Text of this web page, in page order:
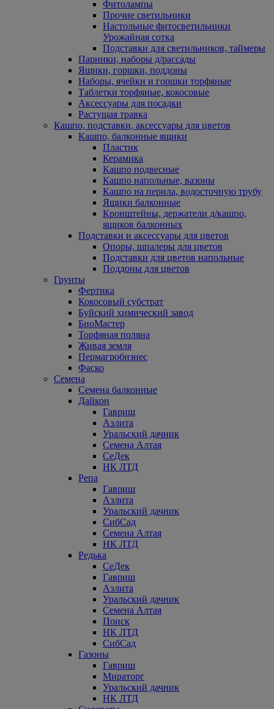
Фитолампы
Прочие светильники
Настольные фитосветильники
Урожайная сотка
Подставки для светильников, таймеры
Парники, наборы д/рассады
Ящики, горшки, поддоны
Наборы, ячейки и горшки торфяные
Таблетки торфяные, кокосовые
Аксессуары для посадки
Растущая травка
Кашпо, подставки, аксессуары для цветов
Кашпо, балконные ящики
Пластик
Керамика
Кашпо подвесные
Кашпо напольные, вазоны
Кашпо на перила, водосточную трубу
Ящики балконные
Кронштейны, держатели д/кашпо,
ящиков балконных
Подставки и аксессуары для цветов
Опоры, шпалеры для цветов
Подставки для цветов напольные
Поддоны для цветов
Грунты
Фертика
Кокосовый субстрат
Буйский химический завод
БиоМастер
Торфяная поляна
Живая земля
Пермагробизнес
Фаско
Семена
Семена балконные
Дайкон
Гавриш
Аэлита
Уральский дачник
Семена Алтая
СеДек
НК ЛТД
Репа
Гавриш
Аэлита
Уральский дачник
СибСад
Семена Алтая
НК ЛТД
Редька
СеДек
Гавриш
Аэлита
Уральский дачник
Семена Алтая
Поиск
НК ЛТД
СибСад
Газоны
Гавриш
Мираторг
Уральский дачник
НК ЛТД